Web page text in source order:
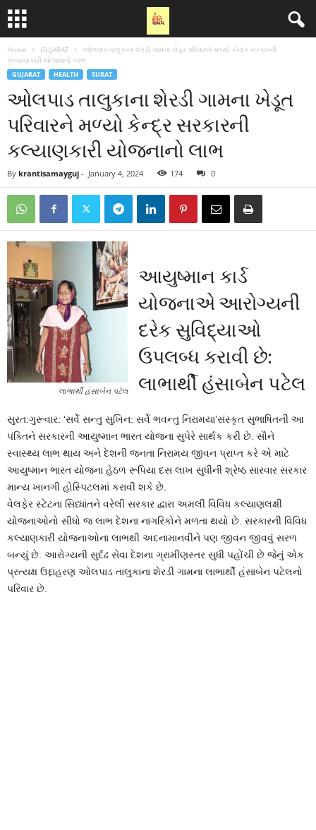
Home GUJARAT
ઓલપાડ તાલુકાના શેરડી ગામના ખેડૂત પરિવારને મળ્યો કેન્દ્ર સરકારની
કલ્યાણકારી યોજનાનો લાભ
GUJARAT HEALTH SURAT
ઓલપાડ તાલુકાના શેરડી ગામના ખેડૂત
પરિવારને મળ્યો કેન્દ્ર સરકારની
કલ્યાણકારી યોજનાનો લાભ
By krantisamayguj - January 4, 2024 174 0
લાભાર્થી હંસાબેન પટેલ
આયુષ્માન કાર્ડ
યોજનાએ આરોગ્યની
દરેક સુવિદ્યાઓ
ઉપલબ્ધ કરાવી છે:
લાભાર્થી હંસાબેન પટેલ
સુરત:ગુરૂવાર: ‘સર્વે સન્તુ સુખિન: સર્વે ભવન્તુ નિરામયા’સંસ્કૃત સુભાષિતની આ
પંક્તિને સરકારની આયુષ્માન ભારત યોજના સુપેરે સાર્થક કરી છે. સૌને
સ્વાસ્થ્ય લાભ થાય અને દેશની જનતા નિરામય જીવન પ્રાપ્ત કરે એ માટે
આયુષ્માન ભારત યોજના હેઠળ રૂપિયા દસ લાખ સુધીની શ્રેષ્ઠ સારવાર સરકાર
માન્ય ખાનગી હોસ્પિટલમાં કરાવી શકે છે.
વેલફેર સ્ટેટના સિધ્ધાંતને વરેલી સરકાર દ્વારા અમલી વિવિધ કલ્યાણલક્ષી
યોજનાઓનો સીધો જ લાભ દેશના નાગરિકોને મળતા થયો છે. સરકારની વિવિધ
કલ્યાણકારી યોજનાઓના લાભથી અદનામાનવીને પણ જીવન જીવવું સરળ
બન્યું છે. આરોગ્યની સુર્દઢ સેવા દેશના ગ્રામીણસ્તર સુધી પહોંચી છે જેનું એક
પ્રત્યક્ષ ઉદ્દાહરણ ઓલપાડ તાલુકાના શેરડી ગામના લાભાર્થી હંસાબેન પટેલનો
પરિવાર છે.